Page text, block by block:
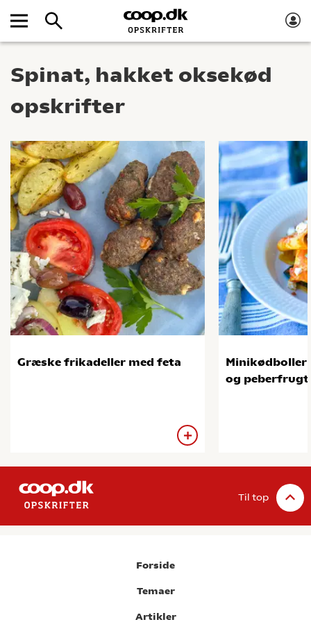
Spinat, hakket oksekød
opskrifter
Græske frikadeller med feta
Minikødboller
og
Til top
Forside
Temaer
Artikler